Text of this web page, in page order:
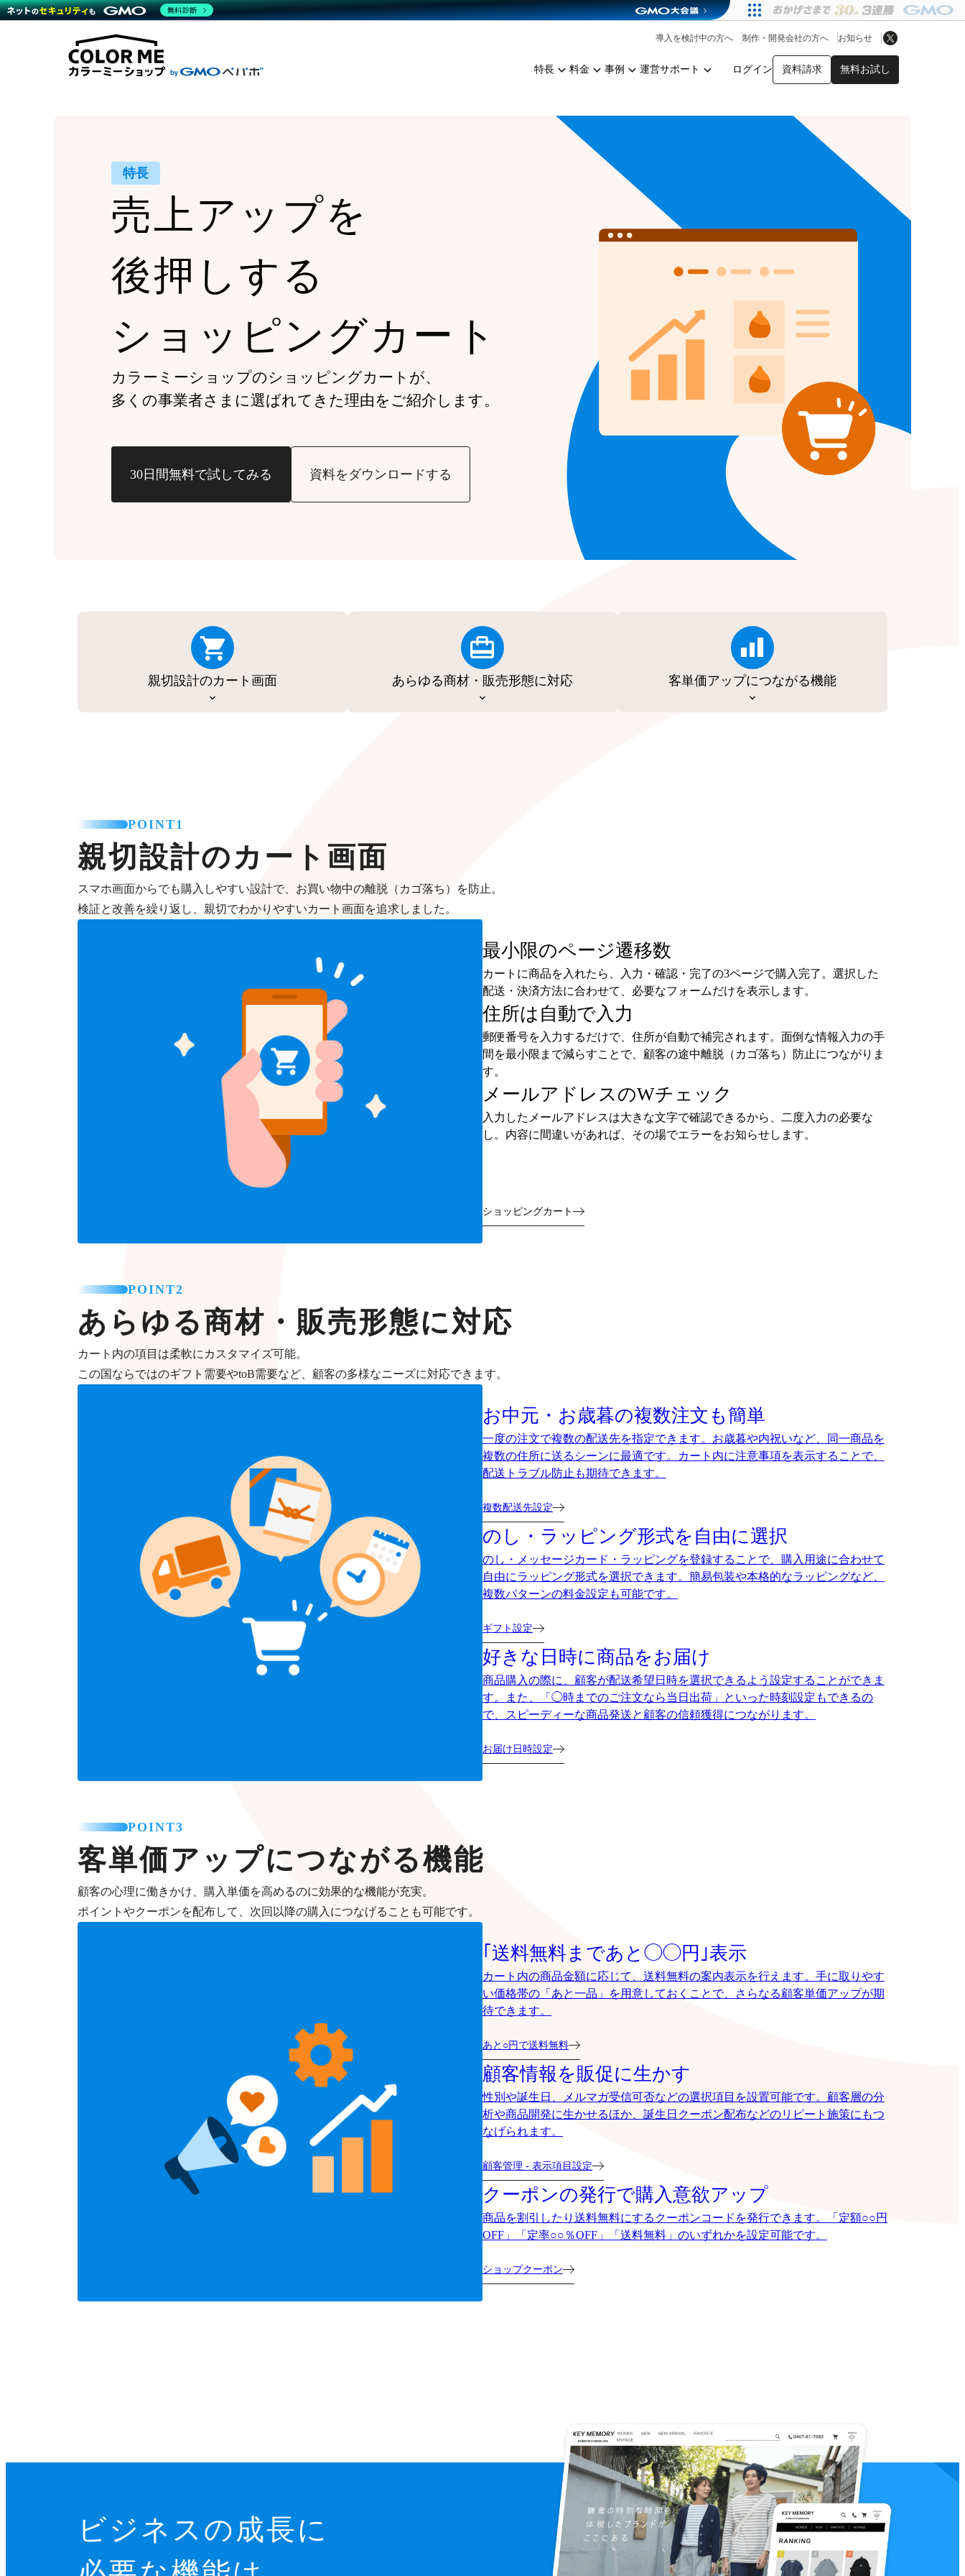
特長 料金 事例 運営サポート ログイン 資料請求 無料お試し
導入を検討中の方へ 制作・開発会社の方へ お知らせ
商材一覧を見る
機能一覧を見る
WordPress導入
モバイルアプリ
複数店舗との連携
雑貨販売 アプリストア
料金
プラン・料金一覧を見る
料金シミュレーション
事例
運営サポート
サポート一覧を見る
コミュニティイベントCarty
YouTubeチャンネル
特長
売上アップを
後押しする
ショッピングカート
カラーミーショップのショッピングカートが、
多くの事業者さまに選ばれてきた理由をご紹介します。
30日間無料で試してみる 資料をダウンロードする
親切設計のカート画面 あらゆる商材・販売形態に対応 客単価アップにつながる機能
POINT1
親切設計のカート画面
スマホ画面からでも購入しやすい設計で、お買い物中の離脱（カゴ落ち）を防止。
検証と改善を繰り返し、親切でわかりやすいカート画面を追求しました。
最小限のページ遷移数
カートに商品を入れたら、入力・確認・完了の3ページで購入完了。選択した
配送・決済方法に合わせて、必要なフォームだけを表示します。
住所は自動で入力
郵便番号を入力するだけで、住所が自動で補完されます。面倒な情報入力の手
間を最小限まで減らすことで、顧客の途中離脱（カゴ落ち）防止につながりま
す。
メールアドレスのWチェック
入力したメールアドレスは大きな文字で確認できるから、二度入力の必要な
し。内容に間違いがあれば、その場でエラーをお知らせします。
ショッピングカート
POINT2
あらゆる商材・販売形態に対応
カート内の項目は柔軟にカスタマイズ可能。
この国ならではのギフト需要やtoB需要など、顧客の多様なニーズに対応できます。
お中元・お歳暮の複数注文も簡単
一度の注文で複数の配送先を指定できます。お歳暮や内祝いなど、同一商品を
複数の住所に送るシーンに最適です。カート内に注意事項を表示することで、
配送トラブル防止も期待できます。
複数配送先設定
のし・ラッピング形式を自由に選択
のし・メッセージカード・ラッピングを登録することで、購入用途に合わせて
自由にラッピング形式を選択できます。簡易包装や本格的なラッピングなど、
複数パターンの料金設定も可能です。
ギフト設定
好きな日時に商品をお届け
商品購入の際に、顧客が配送希望日時を選択できるよう設定することができま
す。また、「◯時までのご注文なら当日出荷」といった時刻設定もできるの
で、スピーディーな商品発送と顧客の信頼獲得につながります。
お届け日時設定
POINT3
客単価アップにつながる機能
顧客の心理に働きかけ、購入単価を高めるのに効果的な機能が充実。
ポイントやクーポンを配布して、次回以降の購入につなげることも可能です。
｢送料無料まであと◯◯円｣表示
カート内の商品金額に応じて、送料無料の案内表示を行えます。手に取りやす
い価格帯の「あと一品」を用意しておくことで、さらなる顧客単価アップが期
待できます。
あと○円で送料無料
顧客情報を販促に生かす
性別や誕生日、メルマガ受信可否などの選択項目を設置可能です。顧客層の分
析や商品開発に生かせるほか、誕生日クーポン配布などのリピート施策にもつ
なげられます。
顧客管理 - 表示項目設定
クーポンの発行で購入意欲アップ
商品を割引したり送料無料にするクーポンコードを発行できます。「定額○○円
OFF」「定率○○％OFF」「送料無料」のいずれかを設定可能です。
ショップクーポン
ビジネスの成長に
無料診断